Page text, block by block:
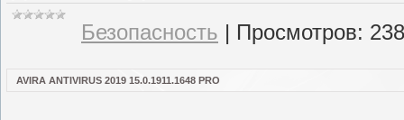
Безопасность | Просмотров: 238
AVIRA ANTIVIRUS 2019 15.0.1911.1648 PRO